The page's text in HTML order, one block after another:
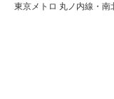
東京メトロ 丸ノ内線・南